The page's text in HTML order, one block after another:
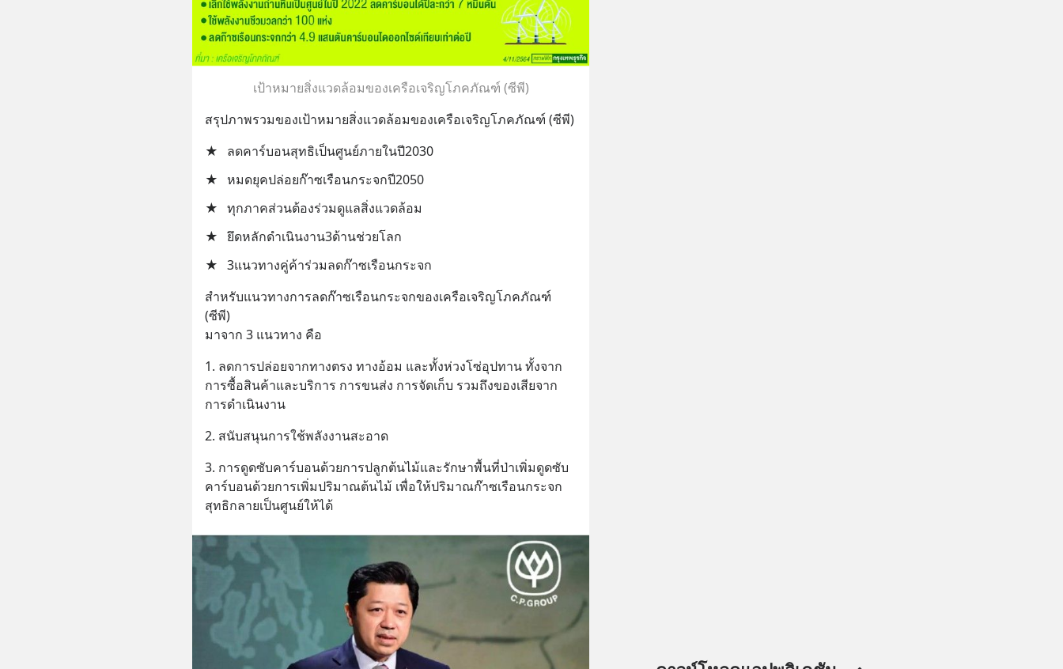
เป้าหมายสิ่งแวดล้อมของเครือเจริญโภคภัณฑ์ (ซีพี)
สรุปภาพรวมของเป้าหมายสิ่งแวดล้อมของเครือเจริญโภคภัณฑ์ (ซีพี)
★
ลดคาร์บอนสุทธิเป็นศูนย์ภายในปี2030
★ หมดยุคปล่อยก๊าซเรือนกระจกปี2050
★ ทุกภาคส่วนต้องร่วมดูแลสิ่งแวดล้อม
★ ยึดหลักดำเนินงาน3ด้านช่วยโลก
★ 3แนวทางคู่ค้าร่วมลดก๊าซเรือนกระจก
สำหรับแนวทางการลดก๊าซเรือนกระจกของเครือเจริญโภคภัณฑ์
(ซีพี)
มาจาก 3 แนวทาง คือ
1. ลดการปล่อยจากทางตรง ทางอ้อม และทั้งห่วงโซ่อุปทาน ทั้งจาก
การซื้อสินค้าและบริการ การขนส่ง การจัดเก็บ รวมถึงของเสียจาก
การดำเนินงาน
2. สนับสนุนการใช้พลังงานสะอาด
3. การดูดซับคาร์บอนด้วยการปลูกต้นไม้และรักษาพื้นที่ป่าเพิ่มดูดซับ
คาร์บอนด้วยการเพิ่มปริมาณต้นไม้ เพื่อให้ปริมาณก๊าซเรือนกระจก
สุทธิกลายเป็นศูนย์ให้ได้